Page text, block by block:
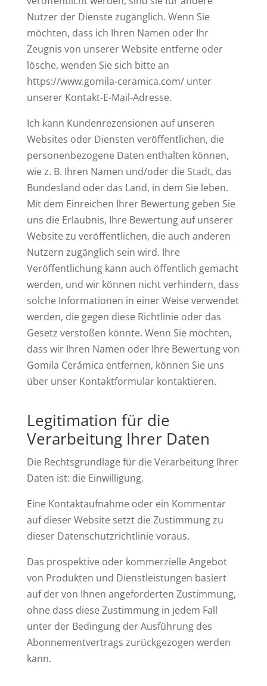
Nutzer der Dienste zugänglich. Wenn Sie
möchten, dass ich Ihren Namen oder Ihr
Zeugnis von unserer Website entferne oder
lösche, wenden Sie sich bitte an
https://www.gomila-ceramica.com/ unter
unserer Kontakt-E-Mail-Adresse.
Ich kann Kundenrezensionen auf unseren
Websites oder Diensten veröffentlichen, die
personenbezogene Daten enthalten können,
wie z. B. Ihren Namen und/oder die Stadt, das
Bundesland oder das Land, in dem Sie leben.
Mit dem Einreichen Ihrer Bewertung geben Sie
uns die Erlaubnis, Ihre Bewertung auf unserer
Website zu veröffentlichen, die auch anderen
Nutzern zugänglich sein wird. Ihre
Veröffentlichung kann auch öffentlich gemacht
werden, und wir können nicht verhindern, dass
solche Informationen in einer Weise verwendet
werden, die gegen diese Richtlinie oder das
Gesetz verstoßen könnte. Wenn Sie möchten,
dass wir Ihren Namen oder Ihre Bewertung von
Gomila Cerámica entfernen, können Sie uns
über unser Kontaktformular kontaktieren.
Legitimation für die
Verarbeitung Ihrer Daten
Die Rechtsgrundlage für die Verarbeitung Ihrer
Daten ist: die Einwilligung.
Eine Kontaktaufnahme oder ein Kommentar
auf dieser Website setzt die Zustimmung zu
dieser Datenschutzrichtlinie voraus.
Das prospektive oder kommerzielle Angebot
von Produkten und Dienstleistungen basiert
auf der von Ihnen angeforderten Zustimmung,
ohne dass diese Zustimmung in jedem Fall
unter der Bedingung der Ausführung des
Abonnementvertrags zurückgezogen werden
kann.